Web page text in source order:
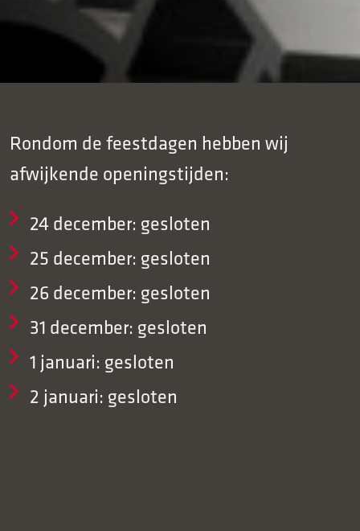
Rondom de feestdagen hebben wij
afwijkende openingstijden:
24 december: gesloten
25 december: gesloten
26 december: gesloten
31 december: gesloten
1 januari: gesloten
2 januari: gesloten